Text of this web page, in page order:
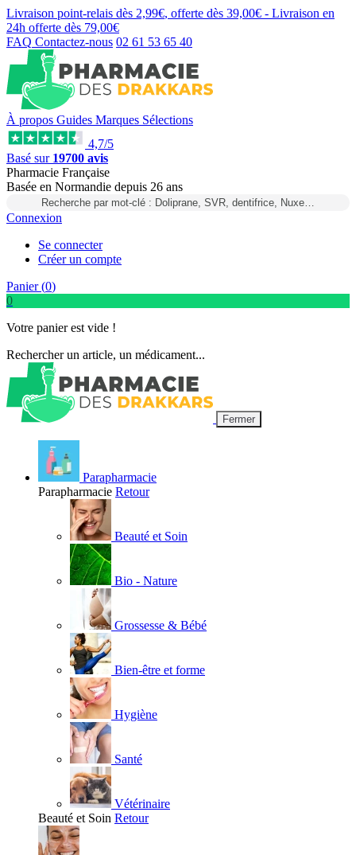
Livraison point-relais dès 2,99€, offerte dès 39,00€ - Livraison en
24h offerte dès 79,00€
FAQ Contactez-nous 02 61 53 65 40
À propos Guides Marques Sélections
4,7/5
Basé sur 19700 avis
Pharmacie Française
Basée en Normandie depuis 26 ans
Recherche par mot-clé : Doliprane, SVR, dentifrice, Nuxe…
Connexion
Se connecter
Créer un compte
Panier (0)
0
Votre panier est vide !
Rechercher un article, un médicament...
Fermer
Parapharmacie
Parapharmacie Retour
Beauté et Soin
Bio - Nature
Grossesse & Bébé
Bien-être et forme
Hygiène
Santé
Vétérinaire
Beauté et Soin Retour